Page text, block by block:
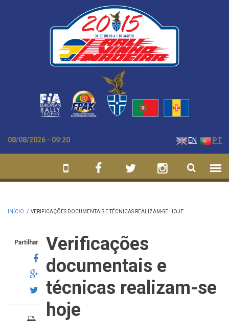
Passar para o conteúdo principal
08/08/2026 - 09:20 EN PT
INÍCIO / VERIFICAÇÕES DOCUMENTAIS E TÉCNICAS REALIZAM-SE HOJE
Partilhar
Verificações
documentais e
técnicas realizam-se
hoje